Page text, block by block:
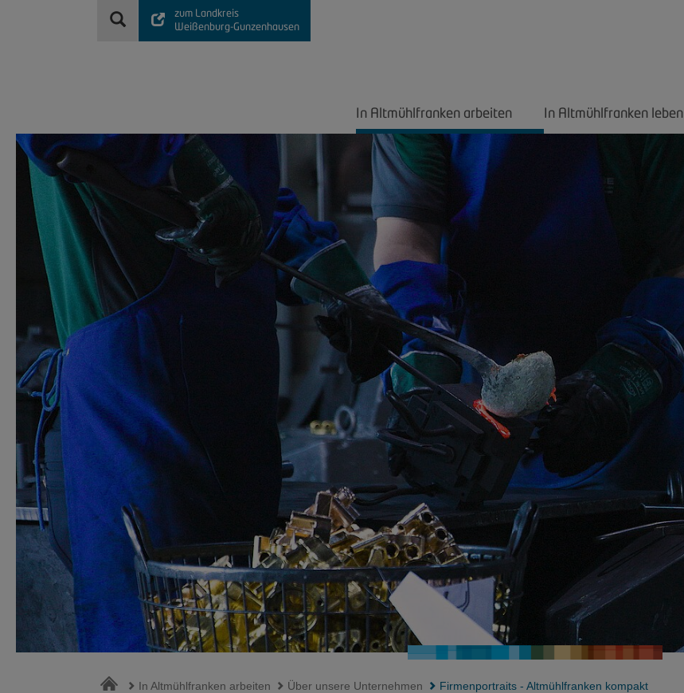
zum Landkreis
Weißenburg-Gunzenhausen
In Altmühlfranken arbeiten In Altmühlfranken leben
In Altmühlfranken arbeiten Über unsere Unternehmen Firmenportraits - Altmühlfranken kompakt